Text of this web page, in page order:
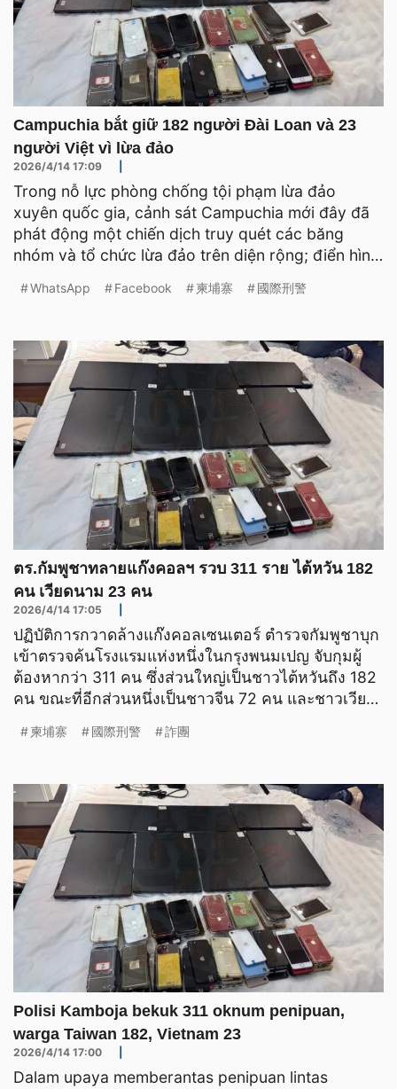
Campuchia bắt giữ 182 người Đài Loan và 23
người Việt vì lừa đảo
2026/4/14 17:09
Trong nỗ lực phòng chống tội phạm lừa đảo
xuyên quốc gia, cảnh sát Campuchia mới đây đã
phát động một chiến dịch truy quét các băng
nhóm và tổ chức lừa đảo trên diện rộng; điển hình
WhatsApp Facebook 柬埔寨 國際刑警
ตร.กัมพูชาทลายแก๊งคอลฯ รวบ 311 ราย ไต้หวัน 182
คน เวียดนาม 23 คน
2026/4/14 17:05
ปฏิบัติการกวาดล้างแก๊งคอลเซนเตอร์ ตำรวจกัมพูชาบุก
เข้าตรวจค้นโรงแรมแห่งหนึ่งในกรุงพนมเปญ จับกุมผู้
ต้องหากว่า 311 คน ซึ่งส่วนใหญ่เป็นชาวไต้หวันถึง 182
คน ขณะที่อีกส่วนหนึ่งเป็นชาวจีน 72 คน และชาวเวียด
柬埔寨 國際刑警 詐團
Polisi Kamboja bekuk 311 oknum penipuan,
warga Taiwan 182, Vietnam 23
2026/4/14 17:00
Dalam upaya memberantas penipuan lintas